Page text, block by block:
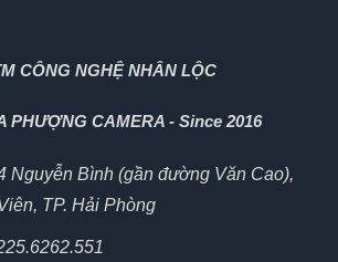
CÔNG NGHỆ NHÂN LỘC
PHƯỢNG CAMERA - Since 2016
Nguyễn Bình (gần đường Văn Cao),
TP. Hải Phòng